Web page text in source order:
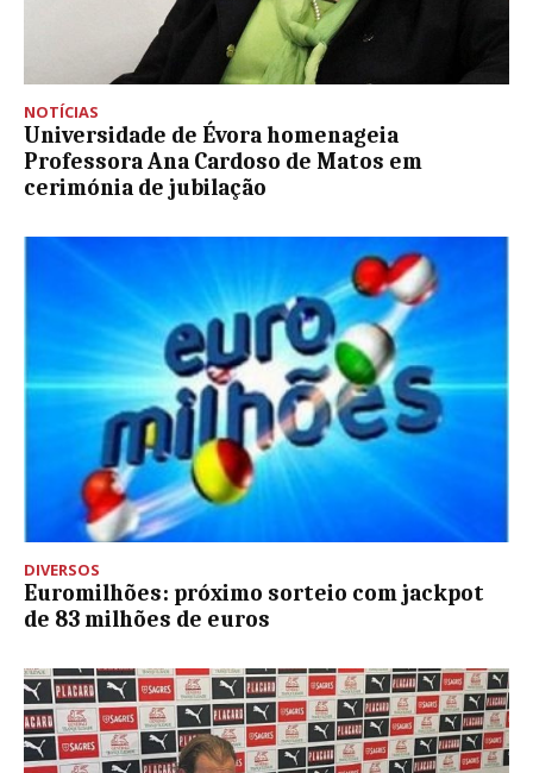
NOTÍCIAS
Universidade de Évora homenageia
Professora Ana Cardoso de Matos em
cerimónia de jubilação
DIVERSOS
Euromilhões: próximo sorteio com jackpot
de 83 milhões de euros